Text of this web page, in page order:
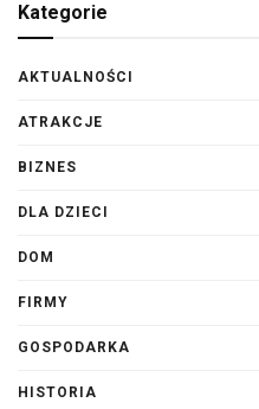
Kategorie
AKTUALNOŚCI
ATRAKCJE
BIZNES
DLA DZIECI
DOM
FIRMY
GOSPODARKA
HISTORIA